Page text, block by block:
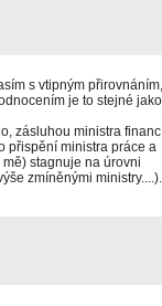
s vtipným přirovnáním,
je to stejné jako
zásluhou ministra
přispění ministra práce a
stagnuje na úrovni
zmíněnými ministry....).